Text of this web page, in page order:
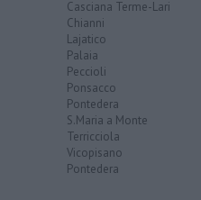
Casciana Terme-Lari
Chianni
Lajatico
Palaia
Peccioli
Ponsacco
Pontedera
S.Maria a Monte
Terricciola
Vicopisano
Pontedera